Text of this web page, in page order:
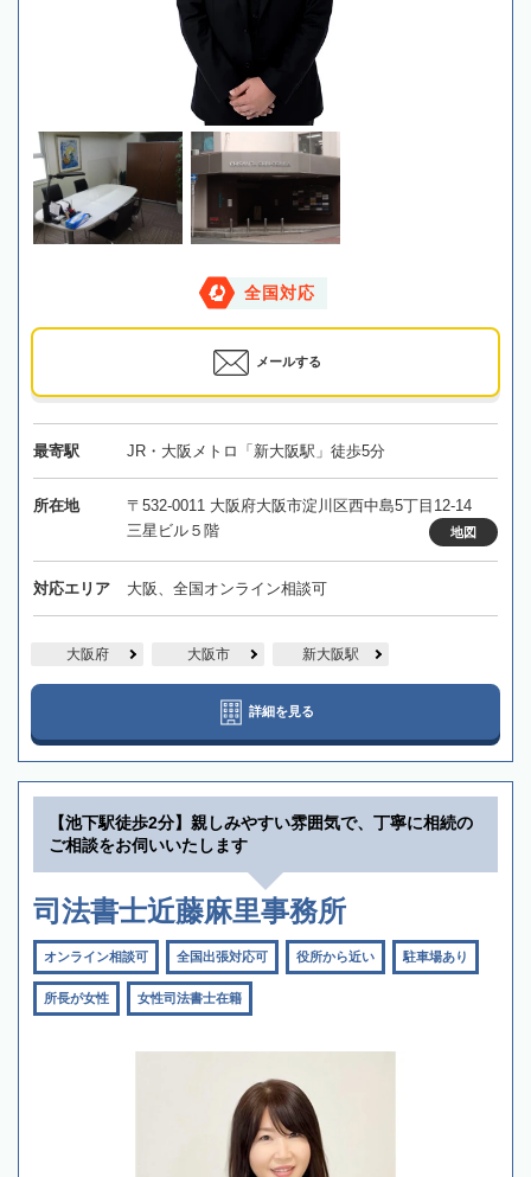
全国対応
メールする
最寄駅 JR・大阪メトロ「新大阪駅」徒歩5分
所在地
〒532-0011 大阪府大阪市淀川区西中島5丁目12-14
三星ビル５階
地図
対応エリア 大阪、全国オンライン相談可
大阪府 大阪市 新大阪駅
詳細を見る
【池下駅徒歩2分】親しみやすい雰囲気で、丁寧に相続の
ご相談をお伺いいたします
司法書士近藤麻里事務所
オンライン相談可 全国出張対応可 役所から近い 駐車場あり
所長が女性 女性司法書士在籍